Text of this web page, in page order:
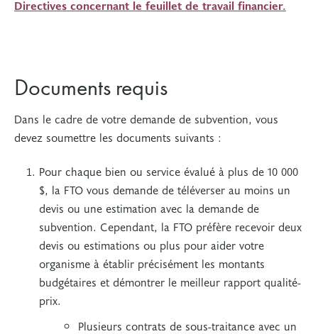
Directives concernant le feuillet de travail financier.
Documents requis
Dans le cadre de votre demande de subvention, vous
devez soumettre les documents suivants :
Pour chaque bien ou service évalué à plus de 10 000
$, la FTO vous demande de téléverser au moins un
devis ou une estimation avec la demande de
subvention. Cependant, la FTO préfère recevoir deux
devis ou estimations ou plus pour aider votre
organisme à établir précisément les montants
budgétaires et démontrer le meilleur rapport qualité-
prix.
Plusieurs contrats de sous-traitance avec un